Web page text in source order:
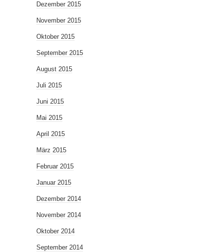
Dezember 2015
November 2015
Oktober 2015
September 2015
August 2015
Juli 2015
Juni 2015
Mai 2015
April 2015
März 2015
Februar 2015
Januar 2015
Dezember 2014
November 2014
Oktober 2014
September 2014